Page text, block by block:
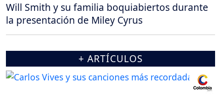
Will Smith y su familia boquiabiertos durante
la presentación de Miley Cyrus
+ ARTÍCULOS